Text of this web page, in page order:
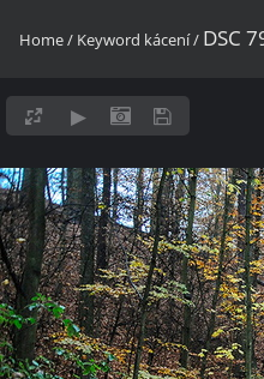
Home/ Keyword kácení/ DSC